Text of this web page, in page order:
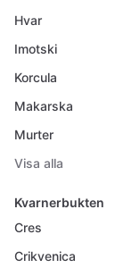
Hvar
Imotski
Korcula
Makarska
Murter
Visa alla
Kvarnerbukten
Cres
Crikvenica